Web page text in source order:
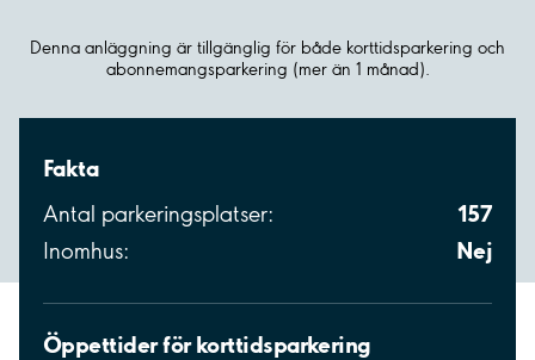
Denna anläggning är tillgänglig för både korttidsparkering och
abonnemangsparkering (mer än 1 månad).
Fakta
Antal parkeringsplatser: 157
Inomhus: Nej
Öppettider för korttidsparkering